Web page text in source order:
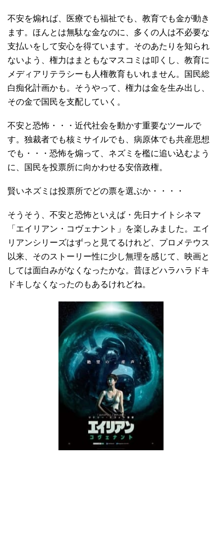
不安を煽れば、医療でも福祉でも、教育でも金が動き
ます。ほんとは無駄な金なのに、多くの人は不必要な
支払いをして安心を得ています。そのあたりを知られ
ないよう、権力はまともなマスコミは叩くし、教育に
メディアリテラシーも人権教育もいれません。国民総
白痴化計画かも。そうやって、権力は金を生み出し、
その金で国民を支配していく。
不安と恐怖・・・近代社会を動かす重要なツールで
す。独裁者でも核ミサイルでも、病原体でも共産思想
でも・・・恐怖を煽って、ネズミを檻に追い込むよう
に、国民を投票所に向かわせる安倍政権。
賢いネズミは投票所でどの票を選ぶか・・・・
そうそう、不安と恐怖といえば・先日ナイトシネマ
「エイリアン・コヴェナント」を楽しみました。エイ
リアンシリーズはずっと見てるけれど、プロメテウス
以来、そのストーリー性に少し無理を感じて、映画と
しては面白みがなくなったかな。昔ほどハラハラドキ
ドキしなくなったのもあるけれどね。